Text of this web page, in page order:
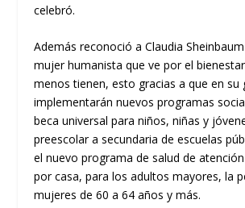
celebró.
Además reconoció a Claudia
mujer humanista que ve por el
menos tienen, esto gracias a que en su
implementarán nuevos programas
beca universal para niños, niñas y
preescolar a secundaria de escuelas
el nuevo programa de salud de
por casa, para los adultos mayores, la
mujeres de 60 a 64 años y más.